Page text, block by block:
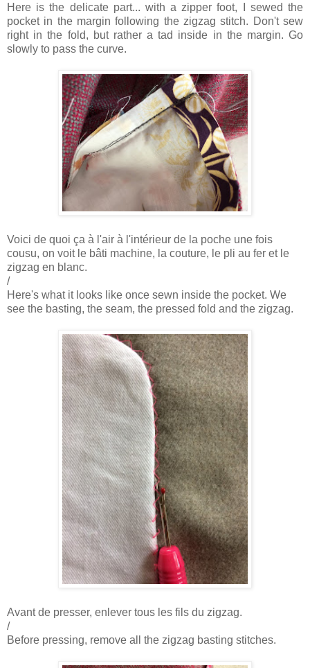
Here is the delicate part... with a zipper foot, I sewed the
pocket in the margin following the zigzag stitch. Don't sew
right in the fold, but rather a tad inside in the margin. Go
slowly to pass the curve.
Voici de quoi ça à l'air à l'intérieur de la poche une fois
cousu, on voit le bâti machine, la couture, le pli au fer et le
zigzag en blanc.
/
Here's what it looks like once sewn inside the pocket. We
see the basting, the seam, the pressed fold and the zigzag.
Avant de presser, enlever tous les fils du zigzag.
/
Before pressing, remove all the zigzag basting stitches.